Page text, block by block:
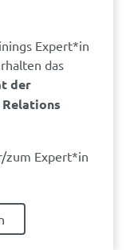
Expert*in
das
der
zum Expert*in